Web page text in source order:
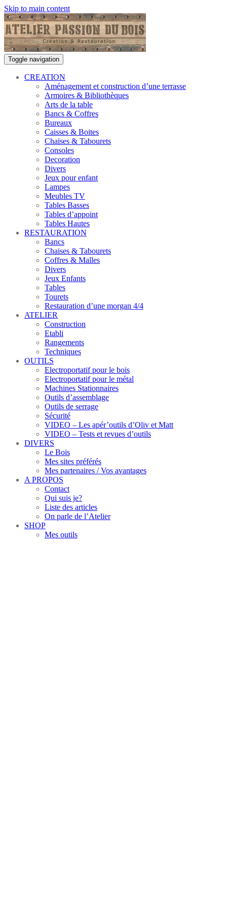
Skip to main content
Toggle navigation
CREATION
Aménagement et construction d’une terrasse
Armoires & Bibliothèques
Arts de la table
Bancs & Coffres
Bureaux
Caisses & Boites
Chaises & Tabourets
Consoles
Decoration
Divers
Jeux pour enfant
Lampes
Meubles TV
Tables Basses
Tables d’appoint
Tables Hautes
RESTAURATION
Bancs
Chaises & Tabourets
Coffres & Malles
Divers
Jeux Enfants
Tables
Tourets
Restauration d’une morgan 4/4
ATELIER
Construction
Etabli
Rangements
Techniques
OUTILS
Electroportatif pour le bois
Electroportatif pour le métal
Machines Stationnaires
Outils d’assemblage
Outils de serrage
Sécurité
VIDEO – Les apér’outils d’Oliv et Matt
VIDEO – Tests et revues d’outils
DIVERS
Le Bois
Mes sites préférés
Mes partenaires / Vos avantages
A PROPOS
Contact
Qui suis je?
Liste des articles
On parle de l’Atelier
SHOP
Mes outils